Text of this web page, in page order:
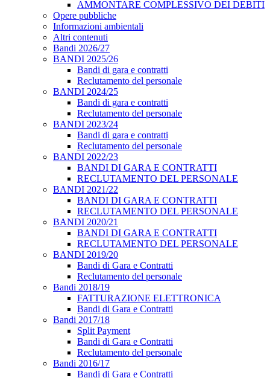
AMMONTARE COMPLESSIVO DEI DEBITI
Opere pubbliche
Informazioni ambientali
Altri contenuti
Bandi 2026/27
BANDI 2025/26
Bandi di gara e contratti
Reclutamento del personale
BANDI 2024/25
Bandi di gara e contratti
Reclutamento del personale
BANDI 2023/24
Bandi di gara e contratti
Reclutamento del personale
BANDI 2022/23
BANDI DI GARA E CONTRATTI
RECLUTAMENTO DEL PERSONALE
BANDI 2021/22
BANDI DI GARA E CONTRATTI
RECLUTAMENTO DEL PERSONALE
BANDI 2020/21
BANDI DI GARA E CONTRATTI
RECLUTAMENTO DEL PERSONALE
BANDI 2019/20
Bandi di Gara e Contratti
Reclutamento del personale
Bandi 2018/19
FATTURAZIONE ELETTRONICA
Bandi di Gara e Contratti
Bandi 2017/18
Split Payment
Bandi di Gara e Contratti
Reclutamento del personale
Bandi 2016/17
Bandi di Gara e Contratti